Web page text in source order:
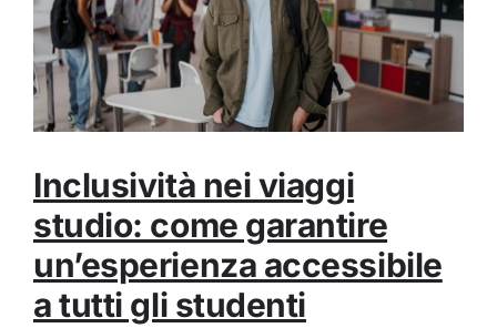
Inclusività nei viaggi
studio: come garantire
un’esperienza accessibile
a tutti gli studenti